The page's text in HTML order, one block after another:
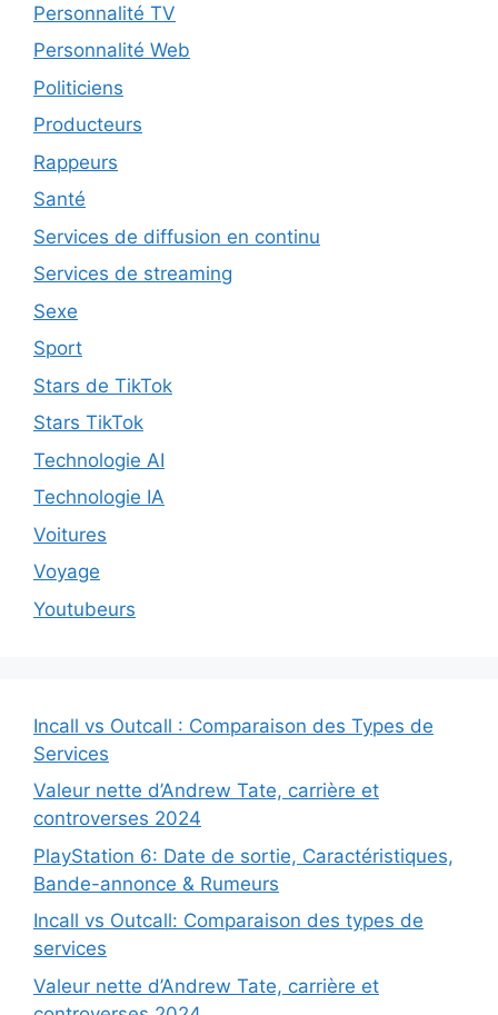
Personnalité TV
Personnalité Web
Politiciens
Producteurs
Rappeurs
Santé
Services de diffusion en continu
Services de streaming
Sexe
Sport
Stars de TikTok
Stars TikTok
Technologie AI
Technologie IA
Voitures
Voyage
Youtubeurs
Incall vs Outcall : Comparaison des Types de
Services
Valeur nette d’Andrew Tate, carrière et
controverses 2024
PlayStation 6: Date de sortie, Caractéristiques,
Bande-annonce & Rumeurs
Incall vs Outcall: Comparaison des types de
services
Valeur nette d’Andrew Tate, carrière et